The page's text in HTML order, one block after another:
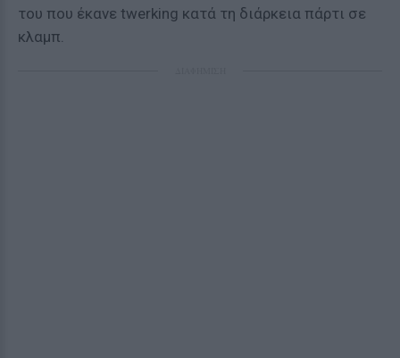
του που έκανε twerking κατά τη διάρκεια πάρτι σε
κλαμπ.